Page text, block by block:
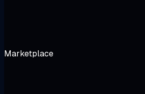
Marketplace